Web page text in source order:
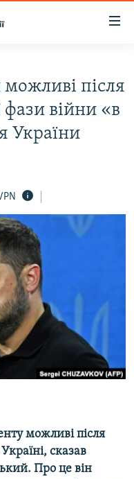
після
війни «в
України
можливі після
сказав
Про це він